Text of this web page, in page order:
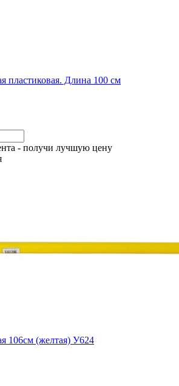
пластиковая. Длина 100 см
- получи лучшую цену
106см (желтая) У624